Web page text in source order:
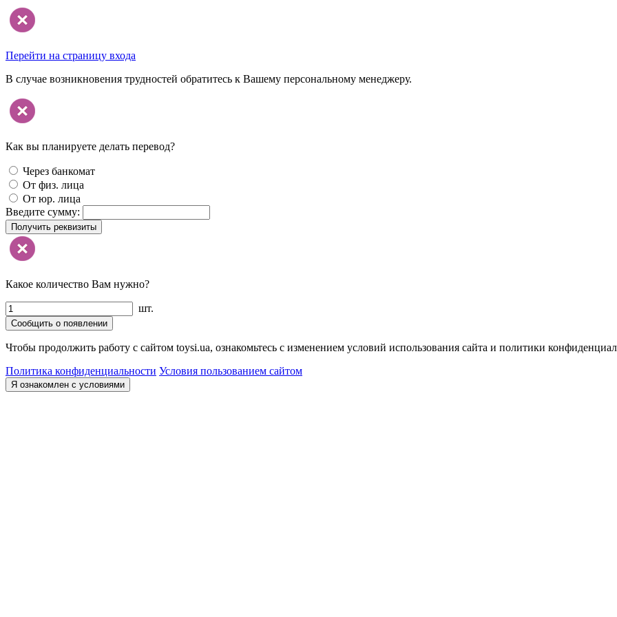
Перейти на страницу входа
В случае возникновения трудностей обратитесь к Вашему персональному менеджеру.
Как вы планируете делать перевод?
Через банкомат
От физ. лица
От юр. лица
Введите сумму:
Получить реквизиты
Какое количество Вам нужно?
шт.
Сообщить о появлении
Чтобы продолжить работу с сайтом toysi.ua, ознакомьтесь с изменением условий использования сайта и политики
Политика конфиденциальности Условия пользованием сайтом
Я ознакомлен с условиями